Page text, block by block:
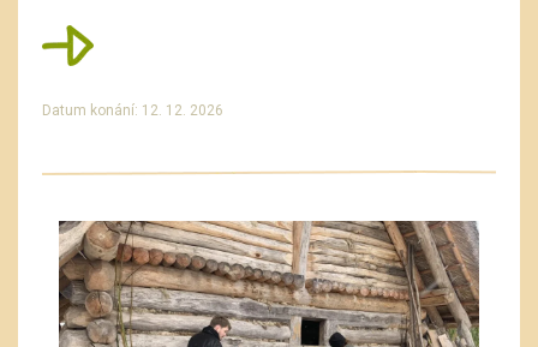
Datum konání: 12. 12. 2026